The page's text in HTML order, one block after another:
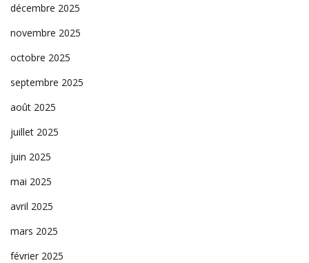
décembre 2025
novembre 2025
octobre 2025
septembre 2025
août 2025
juillet 2025
juin 2025
mai 2025
avril 2025
mars 2025
février 2025